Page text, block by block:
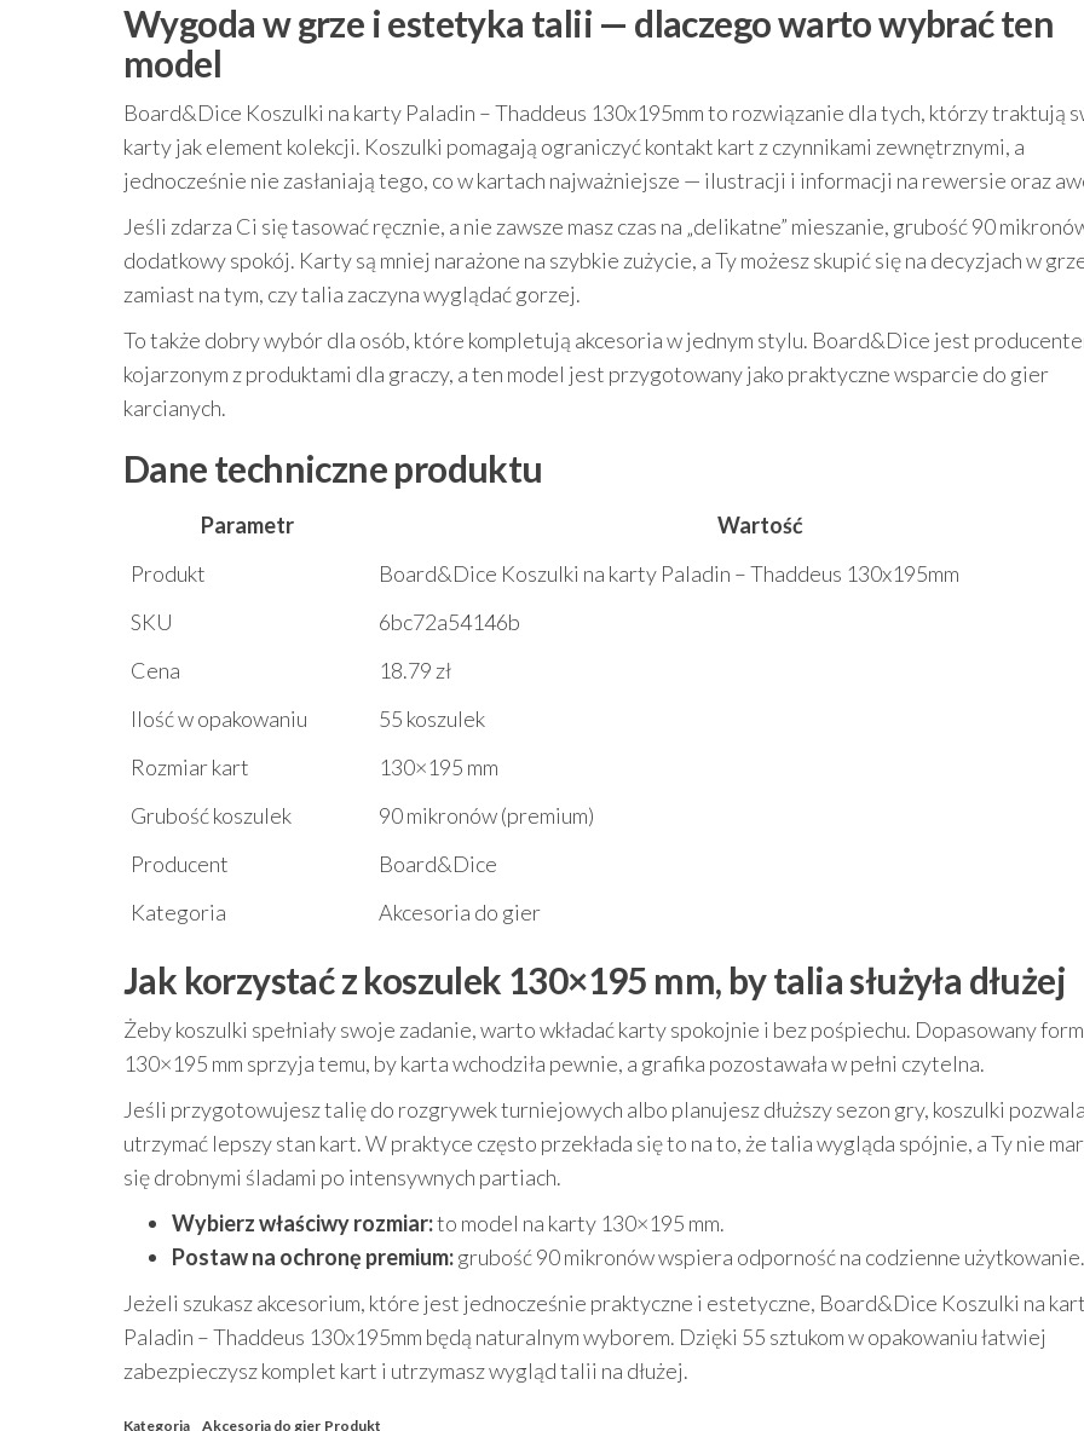
Wygoda w grze i estetyka talii — dlaczego warto wybrać ten
model
Board&Dice Koszulki na karty Paladin – Thaddeus 130x195mm to rozwiązanie dla tych, którzy traktują
karty jak element kolekcji. Koszulki pomagają ograniczyć kontakt kart z czynnikami zewnętrznymi, a
jednocześnie nie zasłaniają tego, co w kartach najważniejsze — ilustracji i informacji na rewersie oraz
Jeśli zdarza Ci się tasować ręcznie, a nie zawsze masz czas na „delikatne” mieszanie, grubość 90
dodatkowy spokój. Karty są mniej narażone na szybkie zużycie, a Ty możesz skupić się na decyzjach w
zamiast na tym, czy talia zaczyna wyglądać gorzej.
To także dobry wybór dla osób, które kompletują akcesoria w jednym stylu. Board&Dice jest
kojarzonym z produktami dla graczy, a ten model jest przygotowany jako praktyczne wsparcie do gier
karcianych.
Dane techniczne produktu
Parametr
Wartość
Produkt
Board&Dice Koszulki na karty Paladin – Thaddeus 130x195mm
SKU
6bc72a54146b
Cena
18.79 zł
Ilość w opakowaniu
55 koszulek
Rozmiar kart
130×195 mm
Grubość koszulek
90 mikronów (premium)
Producent
Board&Dice
Kategoria
Akcesoria do gier
Jak korzystać z koszulek 130×195 mm, by talia służyła dłużej
Żeby koszulki spełniały swoje zadanie, warto wkładać karty spokojnie i bez pośpiechu. Dopasowany
130×195 mm sprzyja temu, by karta wchodziła pewnie, a grafika pozostawała w pełni czytelna.
Jeśli przygotowujesz talię do rozgrywek turniejowych albo planujesz dłuższy sezon gry, koszulki
utrzymać lepszy stan kart. W praktyce często przekłada się to na to, że talia wygląda spójnie, a Ty nie
się drobnymi śladami po intensywnych partiach.
Wybierz właściwy rozmiar:to model na karty 130×195 mm.
Postaw na ochronę premium:grubość 90 mikronów wspiera odporność na codzienne użytkowanie.
Jeżeli szukasz akcesorium, które jest jednocześnie praktyczne i estetyczne, Board&Dice Koszulki na
Paladin – Thaddeus 130x195mm będą naturalnym wyborem. Dzięki 55 sztukom w opakowaniu łatwiej
zabezpieczysz komplet kart i utrzymasz wygląd talii na dłużej.
Kategoria Akcesoria do gier Produkt